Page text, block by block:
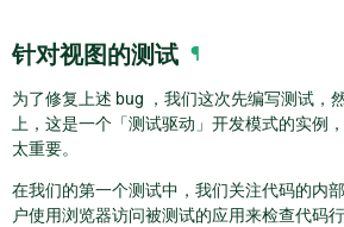
针对视图的测试 ¶
为了修复上述 bug ，我们这次先编写测试，
上，这是一个「测试驱动」开发模式的实例
太重要。
在我们的第一个测试中，我们关注代码的内
户使用浏览器访问被测试的应用来检查代码